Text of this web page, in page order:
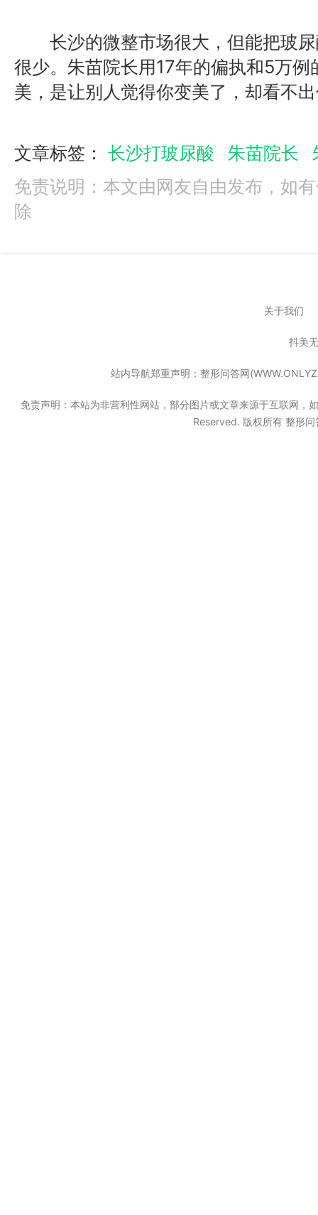
长沙的微整市场很大，但能把玻尿
很少。朱苗院长用17年的偏执和5万
美，是让别人觉得你变美了，却看不
文章标签： 长沙打玻尿酸 朱苗院长
免责说明：本文由网友自由发布，如
除
关于我们
抖美
站内导航郑重声明：整形问答网
免责声明：本站为非营利性网站，部分图片或文章来源于互联网，
Reserved. 版权所有 整形问